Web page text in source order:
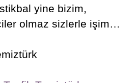
yine bizim,
olmaz sizlerle işim…